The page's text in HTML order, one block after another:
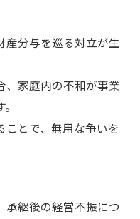
産分与を巡る対立が生
、家庭内の不和が事業
とで、無用な争いを
承継後の経営不振につ